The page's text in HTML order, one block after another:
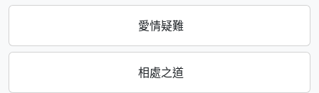
愛情疑難
相處之道